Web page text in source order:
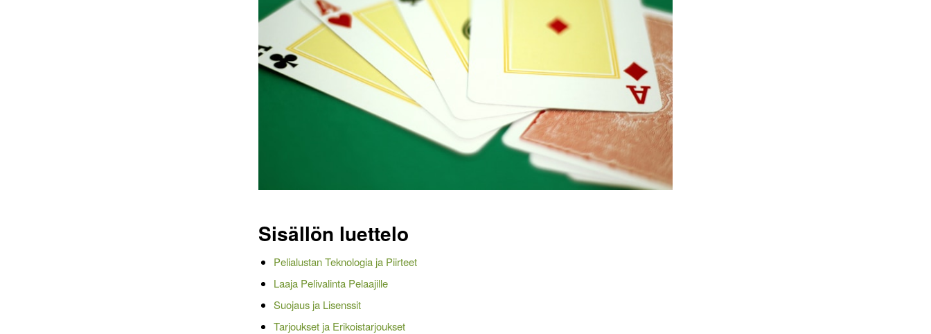
Sisällön luettelo
Pelialustan Teknologia ja Piirteet
Laaja Pelivalinta Pelaajille
Suojaus ja Lisenssit
Tarjoukset ja Erikoistarjoukset